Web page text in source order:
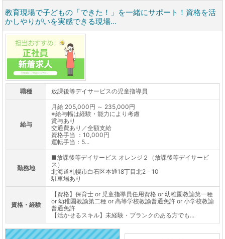
教育現場で子どもの「できた！」を一緒にサポート！資格を活
かしやりがいを実感できる現場...
職種 放課後等デイサービスの児童指導員
給与
月給 205,000円 ～ 235,000円
※給与幅は経験・能力により考慮
賞与あり
交通費あり／全額支給
資格手当 ：10,000円
運転手当：5...
勤務地
■放課後等デイサービス オレンジ２（放課後等デイサービ
ス）
北海道札幌市白石区本通18丁目北2－10
駐車場あり
資格・経験
【資格】保育士 or 児童指導員任用資格 or 幼稚園教諭第一種
or 幼稚園教諭第二種 or 高等学校教諭普通免許 or 小学校教諭
普通免許
【活かせるスキル】未経験・ブランクのある方でも...